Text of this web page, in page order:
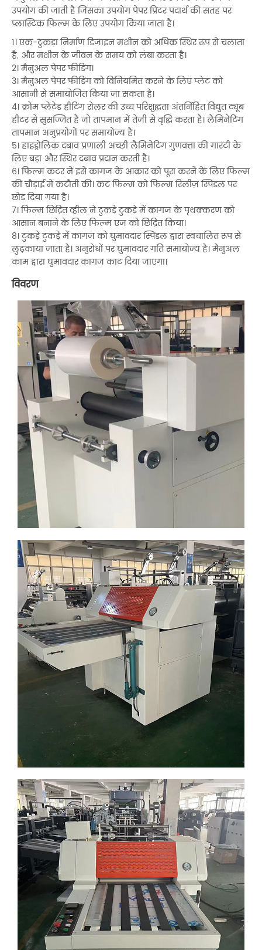
उपयोग की जाती है जिसका उपयोग पेपर प्रिंटर पदार्थ की सतह पर
प्लास्टिक फिल्म के लिए उपयोग किया जाता है।
1। एक-टुकड़ा निर्माण डिजाइन मशीन को अधिक स्थिर रूप से चलाता
है, और मशीन के जीवन के समय को लंबा करता है।
2। मैनुअल पेपर फीडिंग।
3। मैनुअल पेपर फीडिंग को विनियमित करने के लिए प्लेट को
आसानी से समायोजित किया जा सकता है।
4। क्रोम प्लेटेड हीटिंग रोलर की उच्च परिशुद्धता अंतर्निहित विद्युत ट्यूब
हीटर से सुसज्जित है जो तापमान में तेजी से वृद्धि करता है। लैमिनेटिंग
तापमान अनुप्रयोगों पर समायोज्य है।
5। हाइड्रोलिक दबाव प्रणाली अच्छी लैमिनेटिंग गुणवत्ता की गारंटी के
लिए बड़ा और स्थिर दबाव प्रदान करती है।
6। फिल्म कटर ने इसे कागज के आकार को पूरा करने के लिए फिल्म
की चौड़ाई में कटौती की। कट फिल्म को फिल्म रिलीज़ स्पिंडल पर
छोड़ दिया गया है।
7। फिल्म छिद्रित व्हील ने टुकड़े टुकड़े में कागज के पृथक्करण को
आसान बनाने के लिए फिल्म एज को छिद्रित किया।
8। टुकड़े टुकड़े में कागज को घुमावदार स्पिंडल द्वारा स्वचालित रूप से
लुढ़काया जाता है। अनुरोधों पर घुमावदार गति समायोज्य है। मैनुअल
काम द्वारा घुमावदार कागज काट दिया जाएगा।
विवरण